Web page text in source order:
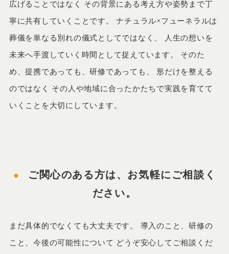
広げることではなく その背景にある考え方や姿勢まで丁
寧に共有していくことです。 ナチュラル×フューネラルは
葬儀を単なる別れの儀式としてではなく、 人生の想いを
未来へ手渡していく時間として捉えています。 そのた
め、提携であっても、研修であっても、 形だけを整える
のではなく その人や地域に合ったかたちで実践を育てて
いくことを大切にしています。
ご関心のある方は、お気軽にご相談く
ださい。
まだ具体的でなくても大丈夫です。 導入のこと、研修の
こと、今後の可能性について どうぞ安心してご相談くだ